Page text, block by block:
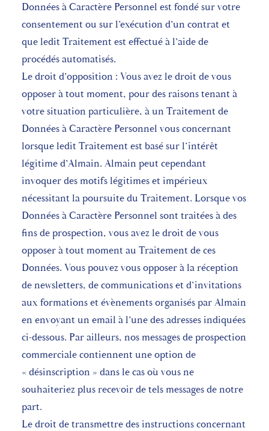
Données à Caractère Personnel est fondé sur votre
consentement ou sur l’exécution d’un contrat et
que ledit Traitement est effectué à l’aide de
procédés automatisés.
Le droit d’opposition : Vous avez le droit de vous
opposer à tout moment, pour des raisons tenant à
votre situation particulière, à un Traitement de
Données à Caractère Personnel vous concernant
lorsque ledit Traitement est basé sur l’intérêt
légitime d’Almain. Almain peut cependant
invoquer des motifs légitimes et impérieux
nécessitant la poursuite du Traitement. Lorsque vos
Données à Caractère Personnel sont traitées à des
fins de prospection, vous avez le droit de vous
opposer à tout moment au Traitement de ces
Données. Vous pouvez vous opposer à la réception
de newsletters, de communications et d’invitations
aux formations et évènements organisés par Almain
en envoyant un email à l’une des adresses indiquées
ci-dessous. Par ailleurs, nos messages de prospection
commerciale contiennent une option de
« désinscription » dans le cas où vous ne
souhaiteriez plus recevoir de tels messages de notre
part.
Le droit de transmettre des instructions concernant